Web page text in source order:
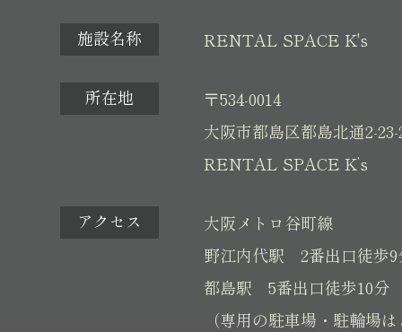
施設名称 RENTAL SPACE K's
所在地
〒534-0014
大阪市都島区都島北通2-
RENTAL SPACE K’s
アクセス
大阪メトロ谷町線
野江内代駅 2番出口徒歩9
都島駅 5番出口徒歩10分
（専用の駐車場・駐輪場